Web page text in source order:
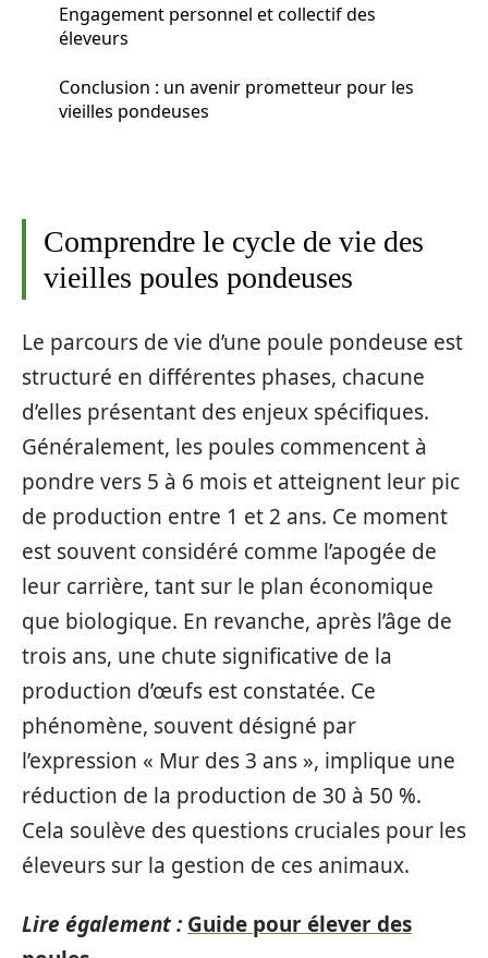
Engagement personnel et collectif des
éleveurs
Conclusion : un avenir prometteur pour les
vieilles pondeuses
Comprendre le cycle de vie des
vieilles poules pondeuses
Le parcours de vie d’une poule pondeuse est
structuré en différentes phases, chacune
d’elles présentant des enjeux spécifiques.
Généralement, les poules commencent à
pondre vers 5 à 6 mois et atteignent leur pic
de production entre 1 et 2 ans. Ce moment
est souvent considéré comme l’apogée de
leur carrière, tant sur le plan économique
que biologique. En revanche, après l’âge de
trois ans, une chute significative de la
production d’œufs est constatée. Ce
phénomène, souvent désigné par
l’expression « Mur des 3 ans », implique une
réduction de la production de 30 à 50 %.
Cela soulève des questions cruciales pour les
éleveurs sur la gestion de ces animaux.
Lire également : Guide pour élever des